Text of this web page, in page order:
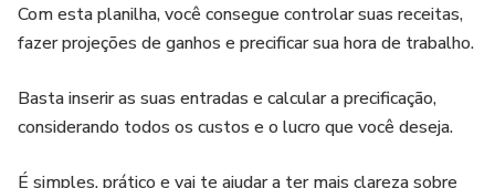
Com esta planilha, você consegue controlar suas receitas,
fazer projeções de ganhos e precificar sua hora de trabalho.
Basta inserir as suas entradas e calcular a precificação,
considerando todos os custos e o lucro que você deseja.
É simples, prático e vai te ajudar a ter mais clareza sobre